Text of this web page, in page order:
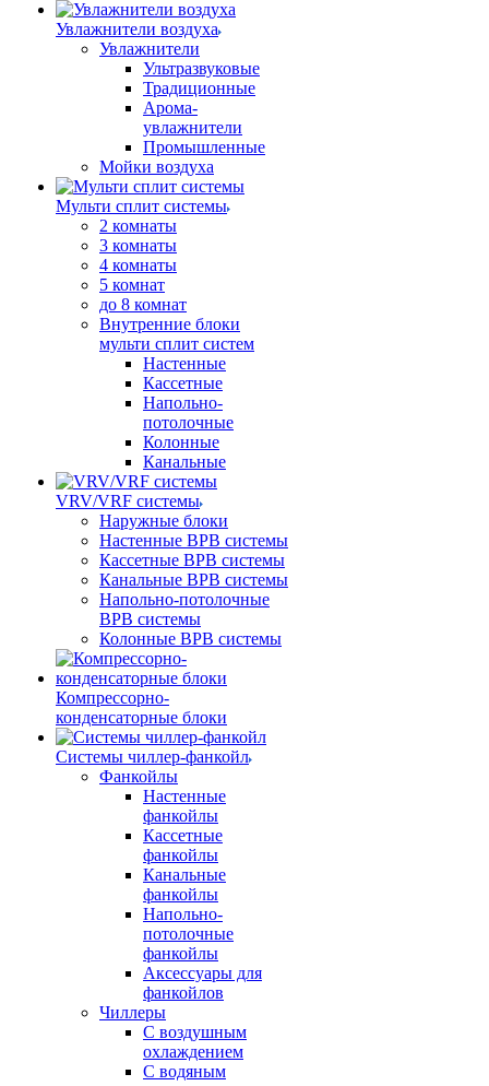
Увлажнители воздуха
Увлажнители
Ультразвуковые
Традиционные
Арома-
увлажнители
Промышленные
Мойки воздуха
Мульти сплит системы
2 комнаты
3 комнаты
4 комнаты
5 комнат
до 8 комнат
Внутренние блоки
мульти сплит систем
Настенные
Кассетные
Напольно-
потолочные
Колонные
Канальные
VRV/VRF системы
Наружные блоки
Настенные ВРВ системы
Кассетные ВРВ системы
Канальные ВРВ системы
Напольно-потолочные
ВРВ системы
Колонные ВРВ системы
Компрессорно-
конденсаторные блоки
Системы чиллер-фанкойл
Фанкойлы
Настенные
фанкойлы
Кассетные
фанкойлы
Канальные
фанкойлы
Напольно-
потолочные
фанкойлы
Аксессуары для
фанкойлов
Чиллеры
С воздушным
охлаждением
С водяным